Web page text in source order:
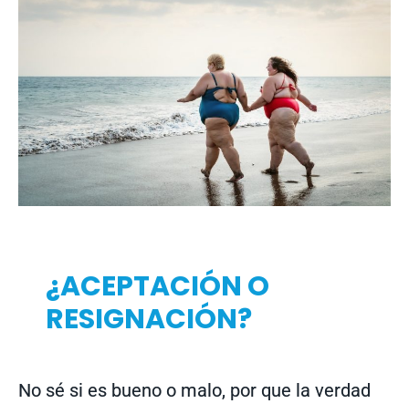
¿ACEPTACIÓN O
RESIGNACIÓN?
No sé si es bueno o malo, por que la verdad